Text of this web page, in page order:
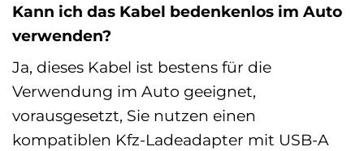
Kann ich das Kabel bedenkenlos im Auto
verwenden?
Ja, dieses Kabel ist bestens für die
Verwendung im Auto geeignet,
vorausgesetzt, Sie nutzen einen
kompatiblen Kfz-Ladeadapter mit USB-A